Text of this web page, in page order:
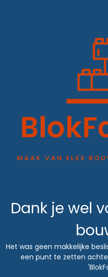
Dank je wel
Het was geen makkelijke
een punt te zetten